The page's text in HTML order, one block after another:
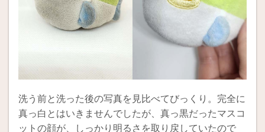
洗う前と洗った後の写真を見比べてびっくり。完全に
真っ白とはいきませんでしたが、真っ黒だったマスコ
ットの顔が、しっかり明るさを取り戻していたので